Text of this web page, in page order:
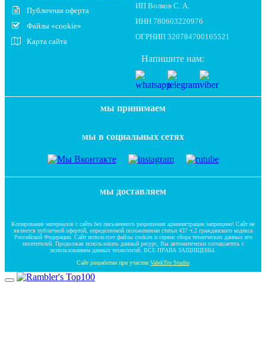
Публичная оферта
Файлы «cookie»
Карта сайта
ИП Волков С. А.
ИНН 780603220976
ОГРНИП 320784700165521
Напишите нам:
мы принимаем
мы в социальных сетях
мы доставляем
Копирование материалов с сайта без письменного разрешения администрации запрещено! Сайт не
является публичной офертой, определяемой положениями статьи 437 ч.2 гражданского кодекса
Российской Федерации. Сайт использует файлы cookies и сервис сбора технических данных его
посетителей. Продолжая использовать данный ресурс, Вы автоматически соглашаетесь с
использованием данных технологий. ВСЕ ПРАВА ЗАЩИЩЕНЫ.
Сайт разработан при участии ValekTro Studio